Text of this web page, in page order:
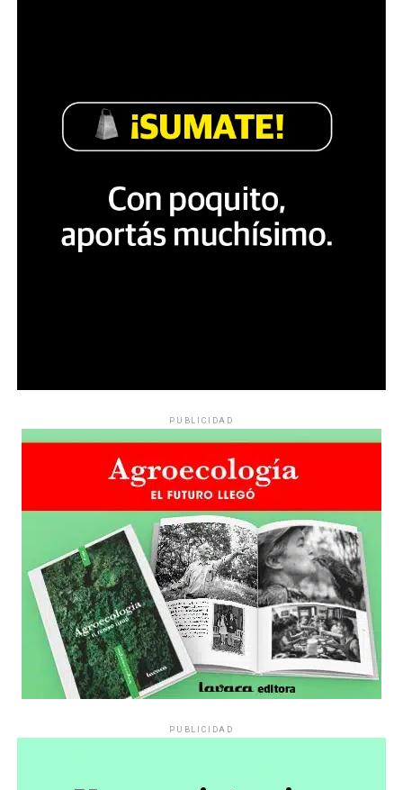
PUBLICIDAD
PUBLICIDAD